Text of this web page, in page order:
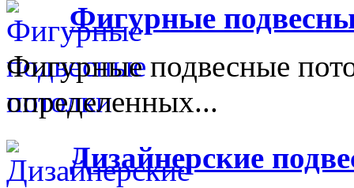
Фигурные
Фигурные подвесные
определенных...
Дизайнерские